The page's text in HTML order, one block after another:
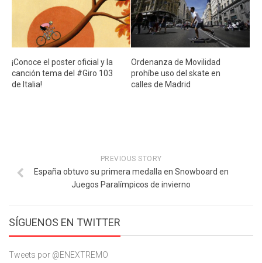
¡Conoce el poster oficial y la
canción tema del #Giro 103
de Italia!
Ordenanza de Movilidad
prohíbe uso del skate en
calles de Madrid
PREVIOUS STORY
España obtuvo su primera medalla en Snowboard en
Juegos Paralímpicos de invierno
SÍGUENOS EN TWITTER
Tweets por @ENEXTREMO